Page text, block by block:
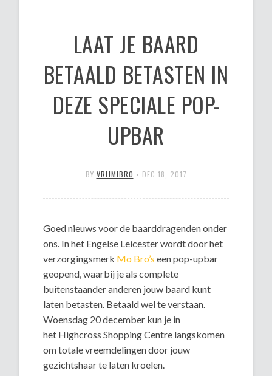
LAAT JE BAARD
BETAALD BETASTEN IN
DEZE SPECIALE POP-
UPBAR
BY VRIJMIBRO • DEC 18, 2017
Goed nieuws voor de baarddragenden onder
ons. In het Engelse Leicester wordt door het
verzorgingsmerk Mo Bro’s een pop-upbar
geopend, waarbij je als complete
buitenstaander anderen jouw baard kunt
laten betasten. Betaald wel te verstaan.
Woensdag 20 december kun je in
het Highcross Shopping Centre langskomen
om totale vreemdelingen door jouw
gezichtshaar te laten kroelen.